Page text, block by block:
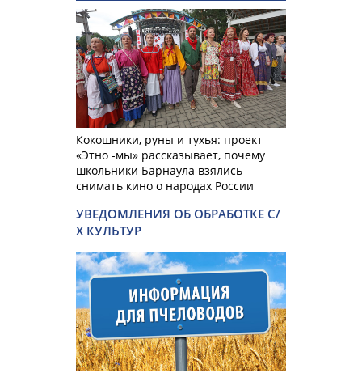
Кокошники, руны и тухья: проект
«Этно -мы» рассказывает, почему
школьники Барнаула взялись
снимать кино о народах России
УВЕДОМЛЕНИЯ ОБ ОБРАБОТКЕ С/
Х КУЛЬТУР